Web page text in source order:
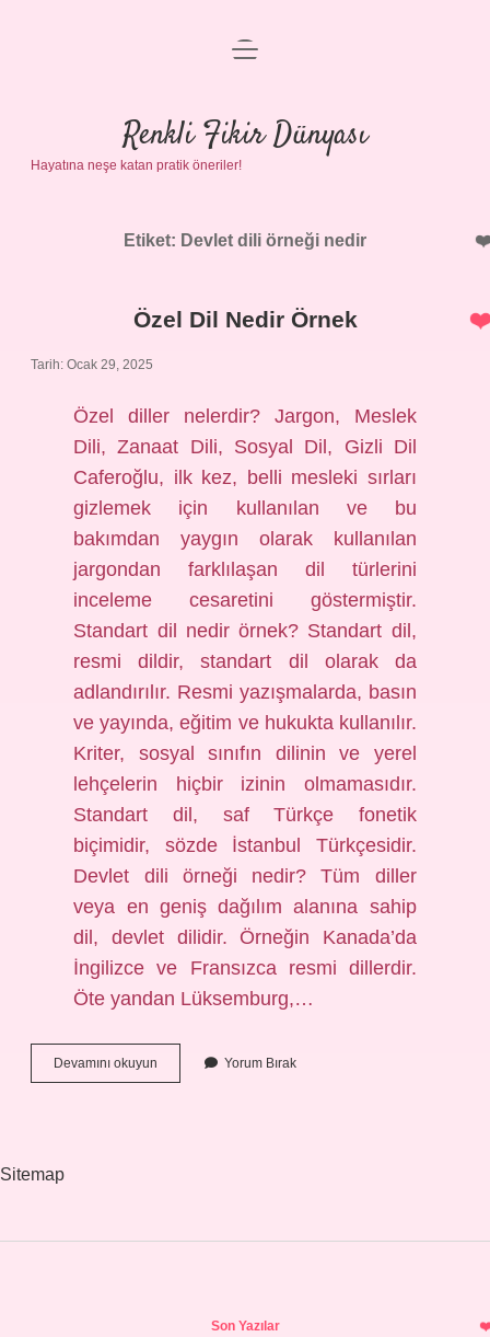
Anasayfa
Gizlilik Politikası
Yasal Uyarı
menüyü
Renkli Fikir Dünyası
Hayatına neşe katan pratik öneriler!
Etiket: Devlet dili örneği nedir
Özel Dil Nedir Örnek
Tarih: Ocak 29, 2025
Özel diller nelerdir? Jargon, Meslek
Dili, Zanaat Dili, Sosyal Dil, Gizli Dil
Caferoğlu, ilk kez, belli mesleki sırları
gizlemek için kullanılan ve bu
bakımdan yaygın olarak kullanılan
jargondan farklılaşan dil türlerini
inceleme cesaretini göstermiştir.
Standart dil nedir örnek? Standart dil,
resmi dildir, standart dil olarak da
adlandırılır. Resmi yazışmalarda, basın
ve yayında, eğitim ve hukukta kullanılır.
Kriter, sosyal sınıfın dilinin ve yerel
lehçelerin hiçbir izinin olmamasıdır.
Standart dil, saf Türkçe fonetik
biçimidir, sözde İstanbul Türkçesidir.
Devlet dili örneği nedir? Tüm diller
veya en geniş dağılım alanına sahip
dil, devlet dilidir. Örneğin Kanada’da
İngilizce ve Fransızca resmi dillerdir.
Öte yandan Lüksemburg,…
Devamını okuyun
Dil
Yorum Bırak
Sitemap
Son Yazılar